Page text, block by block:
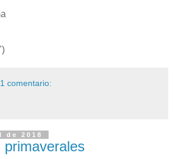
1 comentario:
de 2018
primaverales